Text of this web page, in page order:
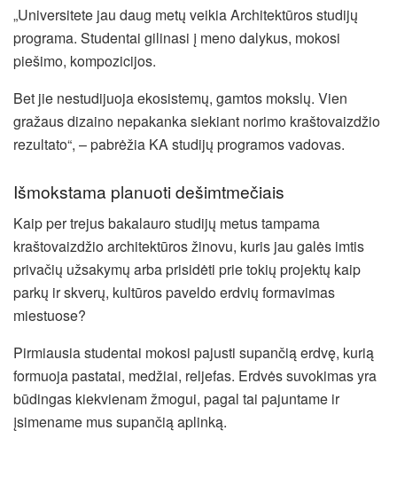
„Universitete jau daug metų veikia Architektūros studijų
programa. Studentai gilinasi į meno dalykus, mokosi
piešimo, kompozicijos.
Bet jie nestudijuoja ekosistemų, gamtos mokslų. Vien
gražaus dizaino nepakanka siekiant norimo kraštovaizdžio
rezultato“, – pabrėžia KA studijų programos vadovas.
Išmokstama planuoti dešimtmečiais
Kaip per trejus bakalauro studijų metus tampama
kraštovaizdžio architektūros žinovu, kuris jau galės imtis
privačių užsakymų arba prisidėti prie tokių projektų kaip
parkų ir skverų, kultūros paveldo erdvių formavimas
miestuose?
Pirmiausia studentai mokosi pajusti supančią erdvę, kurią
formuoja pastatai, medžiai, reljefas. Erdvės suvokimas yra
būdingas kiekvienam žmogui, pagal tai pajuntame ir
įsimename mus supančią aplinką.